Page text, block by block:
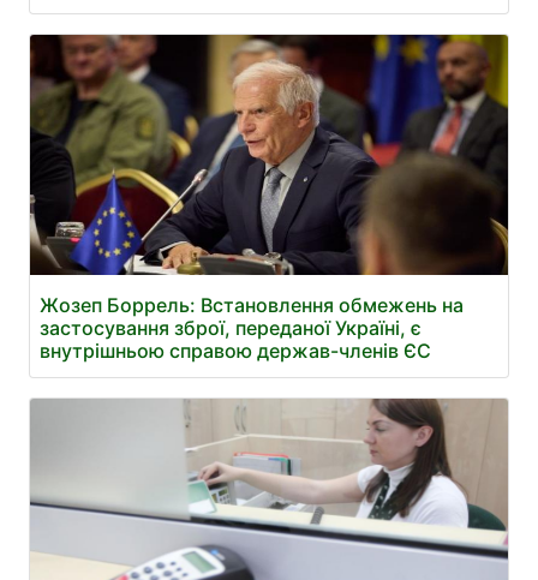
Жозеп Боррель: Встановлення обмежень на
застосування зброї, переданої Україні, є
внутрішньою справою держав-членів ЄС